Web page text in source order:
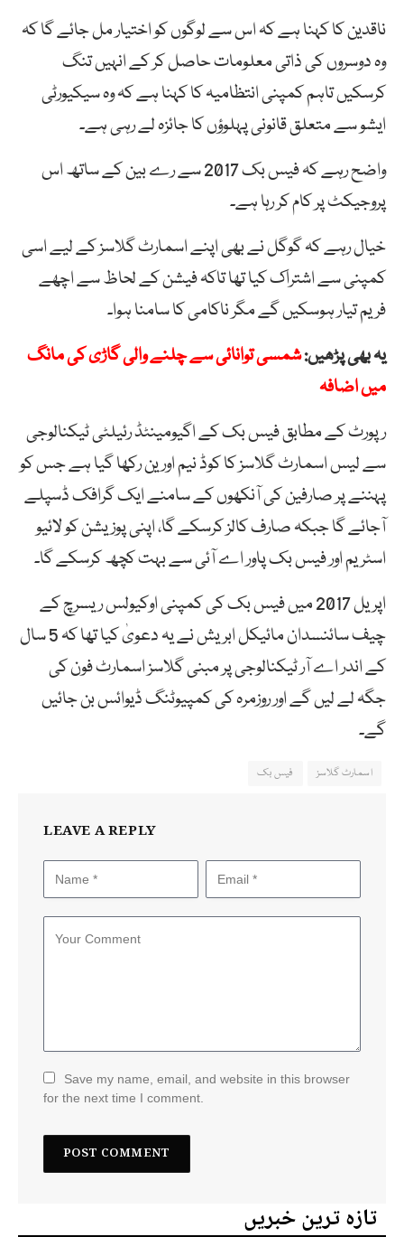
ناقدین کا کہنا ہے کہ اس سے لوگوں کو اختیار مل جائے گا کہ
وہ دوسروں کی ذاتی معلومات حاصل کر کے انہیں تنگ
کرسکیں تاہم کمپنی انتظامیہ کا کہنا ہے کہ وہ سیکیورٹی
ایشو سے متعلق قانونی پہلوؤں کا جائزہ لے رہی ہے۔
واضح رہے کہ فیس بک 2017 سے رے بین کے ساتھ اس
پروجیکٹ پر کام کر رہا ہے۔
خیال رہے کہ گوگل نے بھی اپنے اسمارٹ گلاسز کے لیے اسی
کمپنی سے اشتراک کیا تھا تاکہ فیشن کے لحاظ سے اچھے
فریم تیار ہوسکیں گے مگر ناکامی کا سامنا ہوا۔
یہ بھی پڑھیں:شمسی توانائی سے چلنے والی گاڑی کی مانگ
میں اضافہ
رپورٹ کے مطابق فیس بک کے اگیومینٹڈ رئیلٹی ٹیکنالوجی
سے لیس اسمارٹ گلاسز کا کوڈ نیم اورین رکھا گیا ہے جس کو
پہننے پر صارفین کی آنکھوں کے سامنے ایک گرافک ڈسپلے
آجائے گا جبکہ صارف کالز کرسکے گا، اپنی پوزیشن کو لائیو
اسٹریم اور فیس بک پاور اے آئی سے بہت کچھ کرسکے گا۔
اپریل 2017 میں فیس بک کی کمپنی اوکیولس ریسرچ کے
چیف سائنسدان مائیکل ابریش نے یہ دعویٰ کیا تھا کہ 5 سال
کے اندر اے آر ٹیکنالوجی پر مبنی گلاسز اسمارٹ فون کی
جگہ لے لیں گے اور روزمرہ کی کمپیوٹنگ ڈیوائس بن جائیں
گے۔
اسمارٹ گلاسز فیس بک
LEAVE A REPLY
Save my name, email, and website in this browser
for the next time I comment.
تازہ ترین خبریں